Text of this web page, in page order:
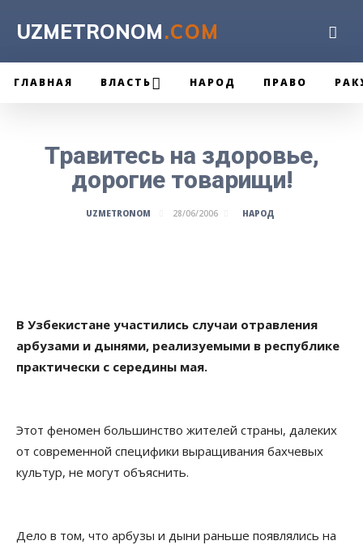
UZMETRONOM.COM
ГЛАВНАЯ ВЛАСТЬ НАРОД ПРАВО
Травитесь на здоровье,
дорогие товарищи!
UZMETRONOM 28/06/2006 НАРОД
В Узбекистане участились случаи отравления
арбузами и дынями, реализуемыми в республике
практически с середины мая.
Этот феномен большинство жителей страны, далеких
от современной специфики выращивания бахчевых
культур, не могут объяснить.
Дело в том, что арбузы и дыни раньше появлялись на